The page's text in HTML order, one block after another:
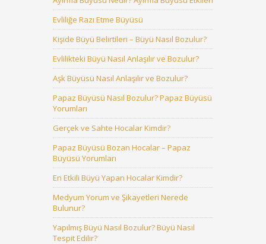
Evliliğe Razı Etme Büyüsü
Kişide Büyü Belirtileri – Büyü Nasıl Bozulur?
Evlilikteki Büyü Nasıl Anlaşılır ve Bozulur?
Aşk Büyüsü Nasıl Anlaşılır ve Bozulur?
Papaz Büyüsü Nasıl Bozulur? Papaz Büyüsü
Yorumları
Gerçek ve Sahte Hocalar Kimdir?
Papaz Büyüsü Bozan Hocalar – Papaz
Büyüsü Yorumları
En Etkili Büyü Yapan Hocalar Kimdir?
Medyum Yorum ve Şikayetleri Nerede
Bulunur?
Yapılmış Büyü Nasıl Bozulur? Büyü Nasıl
Tespit Edilir?